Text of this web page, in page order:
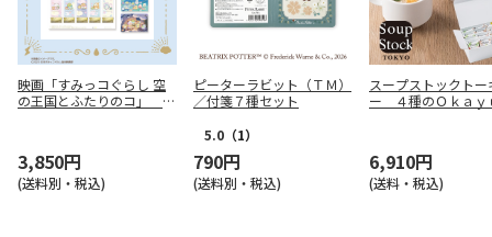
映画「すみっコぐらし 空
の王国とふたりのコ」 オ
3,850円
(送料別・税込)
ピーターラビット（ＴＭ）
／付箋７種セット
5.0 （1）
790円
(送料別・税込)
スープストックトー
ー ４種のＯｋａｙ
6,910円
(送料・税込)